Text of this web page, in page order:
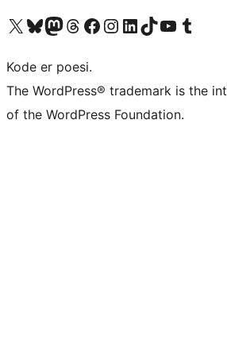
Besøk vår konto på X Visit our Bluesky account
Besøk vår Mastodon-konto
Visit our Threads account
Besøk vår Facebook-sideBesøk vår Instagram-konto
Besøk vår LinkedIn-konto
Visit our TikTok account
Visit our YouTube channel
Visit our Tumblr
Kode er poesi.
The WordPress® trademark is the
of the WordPress Foundation.